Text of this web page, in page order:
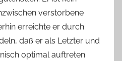
verstorbene
erreichte er durch
daß er als Letzter und
optimal auftreten